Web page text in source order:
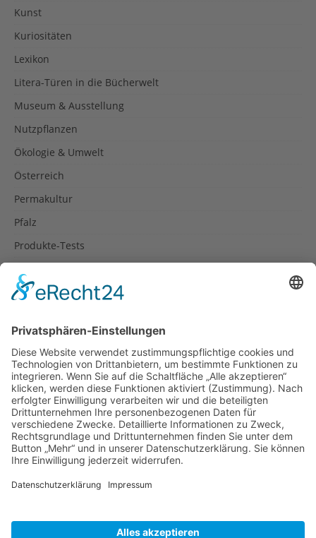
Kunst
Kuriositäten
Lexikon
Litera-Türen in die Bücherwelt
Museum & Ausstellung
Nutzpflanzen
Ökologie & Umwelt
Österreich
Permakultur
Pfalz
Produkte-Tests
Rezepte
Spanien
Südtirol
USA
Weihnachten
Weihnachtstexte
Datenschutzerklärung
Impressum
Cookie-Einstellungen